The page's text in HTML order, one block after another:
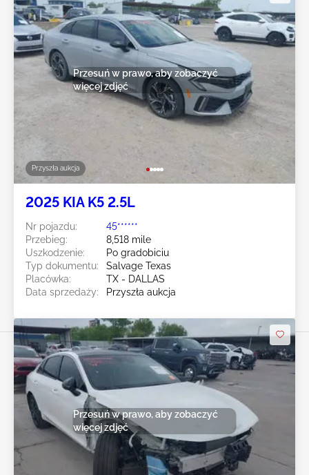
Przyszła aukcja
Przesuń w prawo, aby zobaczyć
więcej zdjęć
2025 KIA K5 2.5L
Nr pojazdu:
45******
Przebieg:
8,518 mile
Uszkodzenie:
Po gradobiciu
Typ dokumentu:
Salvage Texas
Placówka:
TX - DALLAS
Data sprzedaży:
Przyszła aukcja
Przesuń w prawo, aby zobaczyć
więcej zdjęć